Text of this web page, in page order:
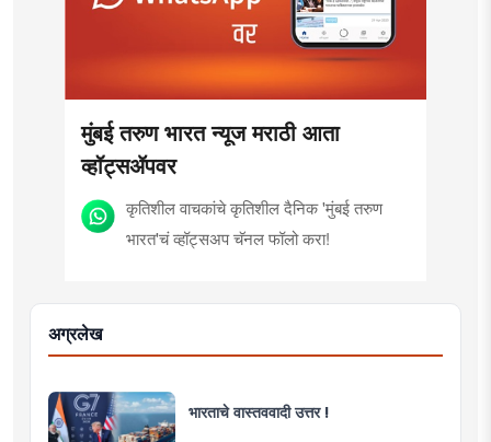
मुंबई तरुण भारत न्यूज मराठी आता
व्हॉट्सॲपवर
कृतिशील वाचकांचे कृतिशील दैनिक 'मुंबई तरुण
भारत'चं व्हॉट्सअप चॅनल फॉलो करा!
अग्रलेख
भारताचे वास्तववादी उत्तर !